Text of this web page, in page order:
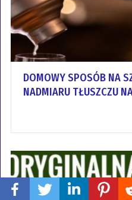
DOMOWY SPOSÓB NA
NADMIARU TŁUSZCZU